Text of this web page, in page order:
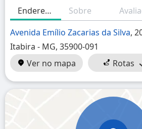
Endereço
Sobre
Avenida Emílio Zacarias da Silva,
Itabira - MG, 35900-091
Ver no mapa
Rotas